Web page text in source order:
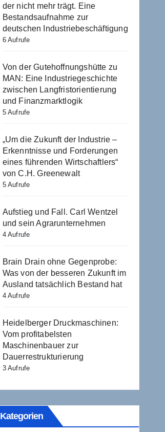
der nicht mehr trägt. Eine
Bestandsaufnahme zur
deutschen Industriebeschäftigung
6 Aufrufe
Von der Gutehoffnungshütte zu
MAN: Eine Industriegeschichte
zwischen Langfristorientierung
und Finanzmarktlogik
5 Aufrufe
„Um die Zukunft der Industrie –
Erkenntnisse und Forderungen
eines führenden Wirtschaftlers“
von C.H. Greenewalt
5 Aufrufe
Aufstieg und Fall. Carl Wentzel
und sein Agrarunternehmen
4 Aufrufe
Brain Drain ohne Gegenprobe:
Was von der besseren Zukunft im
Ausland tatsächlich Bestand hat
4 Aufrufe
Heidelberger Druckmaschinen:
Vom profitabelsten
Maschinenbauer zur
Dauerrestrukturierung
3 Aufrufe
Kategorien